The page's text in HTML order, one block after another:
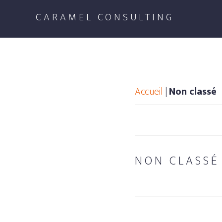
contenu
CARAMEL CONSULTING
Accueil |Non classé
NON CLASSÉ